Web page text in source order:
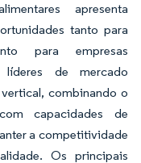
apresenta
tanto para
para empresas
de mercado
combinando o
capacidades de
a competitividade
Os principais